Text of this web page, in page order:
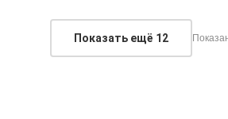
Показать ещё 12